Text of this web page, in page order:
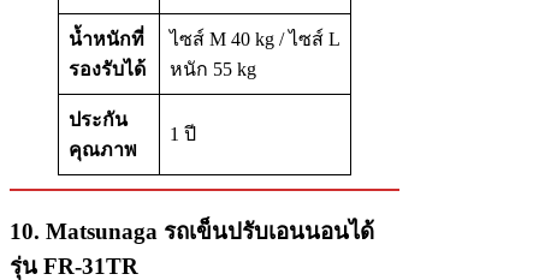
น้ำหนักที่
รองรับได้
ไซส์ M 40 kg / ไซส์ L
หนัก 55 kg
ประกัน
คุณภาพ
1 ปี
10. Matsunaga รถเข็นปรับเอนนอนได้
รุ่น FR-31TR